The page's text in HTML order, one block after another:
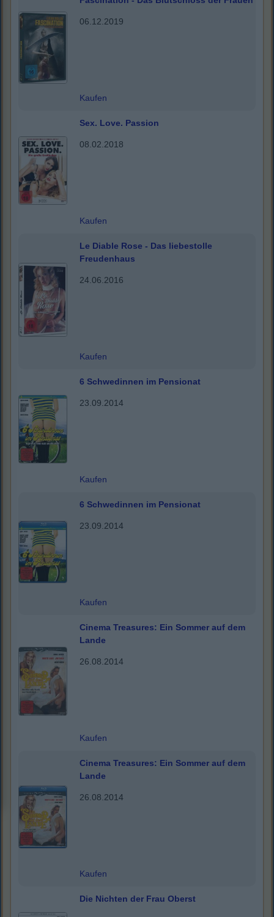
06.12.2019
Kaufen
Sex. Love. Passion
08.02.2018
Kaufen
Le Diable Rose - Das liebestolle
Freudenhaus
24.06.2016
Kaufen
6 Schwedinnen im Pensionat
23.09.2014
Kaufen
6 Schwedinnen im Pensionat
23.09.2014
Kaufen
Cinema Treasures: Ein Sommer auf dem
Lande
26.08.2014
Kaufen
Cinema Treasures: Ein Sommer auf dem
Lande
26.08.2014
Kaufen
Die Nichten der Frau Oberst